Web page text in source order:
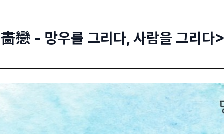
戀 - 망우를 그리다, 사람을 그리다>